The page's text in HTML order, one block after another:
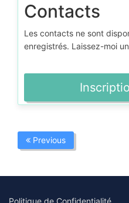
Contacts
Les contacts ne sont
enregistrés. Laissez-moi
Previous
Politique de Confidentialité